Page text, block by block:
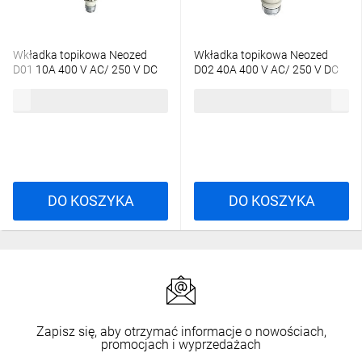
Wkładka topikowa Neozed
D01 10A 400 V AC/ 250 V DC
DO KOSZYKA
Wkładka topikowa Neozed
D02 40A 400 V AC/ 250 V DC
DO KOSZYKA
Zapisz się, aby otrzymać informacje o nowościach,
promocjach i wyprzedażach